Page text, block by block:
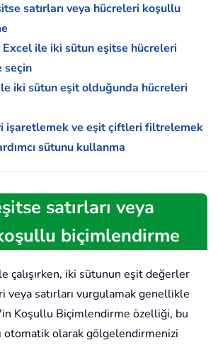
satırları veya hücreleri koşullu
ile iki sütun eşitse hücreleri
seçin
iki sütun eşit olduğunda hücreleri
işaretlemek ve eşit çiftleri filtrelemek
sütunu kullanma
satırları veya
biçimlendirme
çalışırken, iki sütunun eşit değerler
veya satırları vurgulamak genellikle
Koşullu Biçimlendirme özelliği, bu
otomatik olarak gölgelendirmenizi